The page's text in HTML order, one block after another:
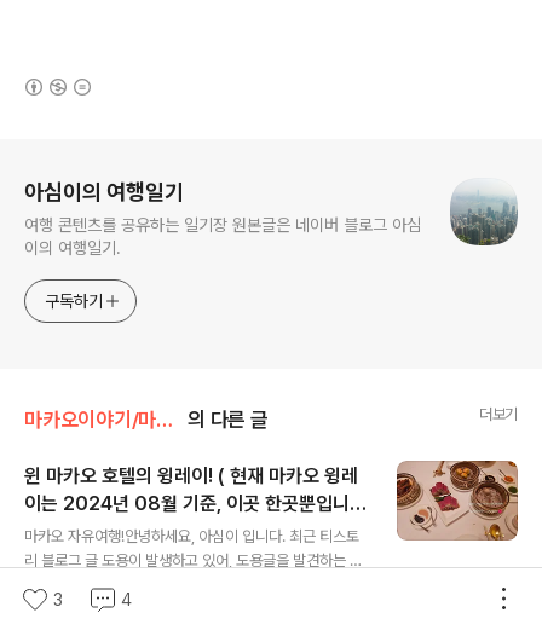
아심이의 여행일기
여행 콘텐츠를 공유하는 일기장 원본글은 네이버 블로그 아심
이의 여행일기.
구독하기
마카오이야기/마카오식당소개 의 다른 글 더보기
윈 마카오 호텔의 윙레이! ( 현재 마카오 윙레
이는 2024년 08월 기준, 이곳 한곳뿐입니다
)
마카오 자유여행!안녕하세요, 아심이 입니다. 최근 티스토
리 블로그 글 도용이 발생하고 있어, 도용글을 발견하는 즉
시 게시중단 서비스를 요청하고 있습니다.티스토리에 운영
중인 가 제가 운영하는 블로그임을 증빙해야 하는 관계로
1 0 2024. 8. 12.
3 4